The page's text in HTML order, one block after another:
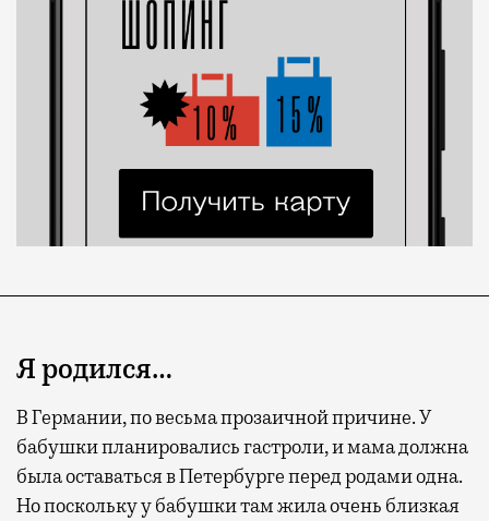
Я родился…
В Германии, по весьма прозаичной причине. У
бабушки планировались гастроли, и мама должна
была оставаться в Петербурге перед родами одна.
Но поскольку у бабушки там жила очень близкая